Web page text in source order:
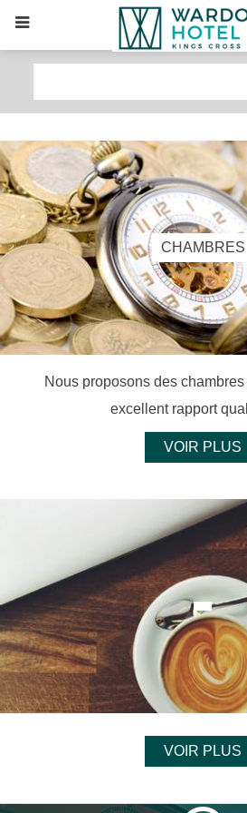
CHAMBRES
Nous proposons des chambres
excellent rapport
VOIR PLUS
VOIR PLUS